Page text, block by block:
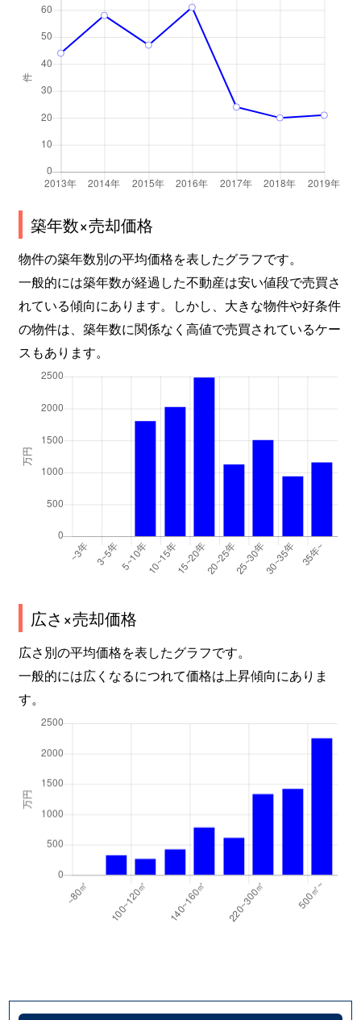
築年数×売却価格
物件の築年数別の平均価格を表したグラフです。
一般的には築年数が経過した不動産は安い値段で売買さ
れている傾向にあります。しかし、大きな物件や好条件
の物件は、築年数に関係なく高値で売買されているケー
スもあります。
広さ×売却価格
広さ別の平均価格を表したグラフです。
一般的には広くなるにつれて価格は上昇傾向にありま
す。